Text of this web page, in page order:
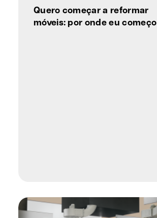
Quero começar a reformar
móveis: por onde eu começo